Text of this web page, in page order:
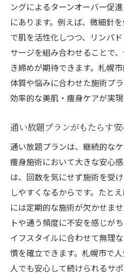
ングによるターンオーバー促
にあります。例えば、微細針
で肌を活性化しつつ、リンパ
サージを組み合わせることで
き締めが期待できます。札幌
体質や悩みに合わせた施術プ
効率的な美肌・痩身ケアが実
通い放題プランがもたらす
通い放題プランは、継続的な
痩身施術において大きな安心
は、回数を気にせず施術を受
しやすくなるからです。たと
には定期的な施術が欠かせま
トや通う頻度に不安を感じが
イフスタイルに合わせて無理
慣を確立できます。札幌市で
人でも安心して続けられるサ